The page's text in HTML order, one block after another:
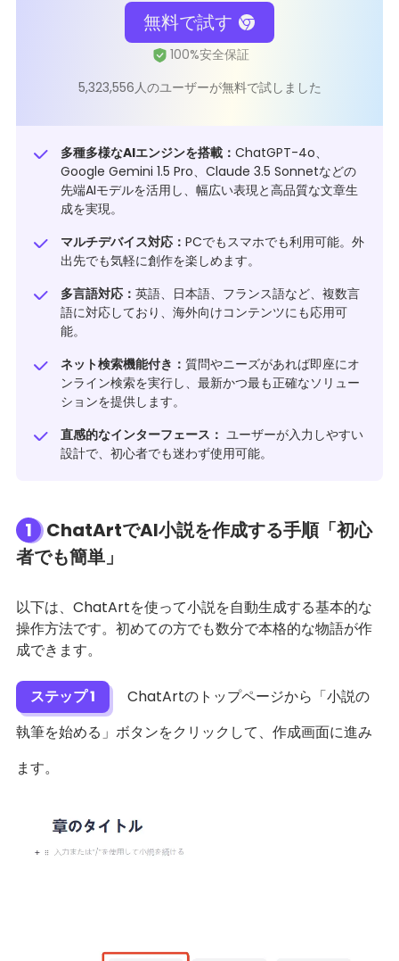
無料で試す
5,323,556人のユーザーが無料で試しました
多種多様なAIエンジンを搭載： ChatGPT-4o、
Google Gemini 1.5 Pro、Claude 3.5 Sonnetなどの
先端AIモデルを活用し、幅広い表現と高品質な文章生
成を実現。
マルチデバイス対応： PCでもスマホでも利用可能。外
出先でも気軽に創作を楽しめます。
多言語対応： 英語、日本語、フランス語など、複数言
語に対応しており、海外向けコンテンツにも応用可
能。
ネット検索機能付き： 質問やニーズがあれば即座にオ
ンライン検索を実行し、最新かつ最も正確なソリュー
ションを提供します。
直感的なインターフェース： ユーザーが入力しやすい
設計で、初心者でも迷わず使用可能。
1
ChatArtでAI小説を作成する手順「初心
者でも簡単」
以下は、ChatArtを使って小説を自動生成する基本的な
操作方法です。初めての方でも数分で本格的な物語が作
成できます。
ステップ 1
ChatArtのトップページから「小説の
執筆を始める」ボタンをクリックして、作成画面に進み
ます。